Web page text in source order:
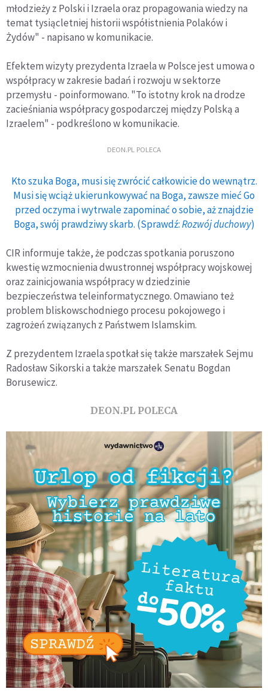
młodzieży z Polski i Izraela oraz propagowania wiedzy na
temat tysiącletniej historii współistnienia Polaków i
Żydów" - napisano w komunikacie.
Efektem wizyty prezydenta Izraela w Polsce jest umowa o
współpracy w zakresie badań i rozwoju w sektorze
przemysłu - poinformowano. "To istotny krok na drodze
zacieśniania współpracy gospodarczej między Polską a
Izraelem" - podkreślono w komunikacie.
DEON.PL POLECA
Kto szuka Boga, musi się zwrócić całkowicie do wewnątrz.
Musi się wciąż ukierunkowywać na Boga, zawsze mieć Go
przed oczyma i wytrwale zapominać o sobie, aż znajdzie
Boga, swój prawdziwy skarb. (Sprawdź:Rozwój duchowy)
CIR informuje także, że podczas spotkania poruszono
kwestię wzmocnienia dwustronnej współpracy wojskowej
oraz zainicjowania współpracy w dziedzinie
bezpieczeństwa teleinformatycznego. Omawiano też
problem bliskowschodniego procesu pokojowego i
zagrożeń związanych z Państwem Islamskim.
Z prezydentem Izraela spotkał się także marszałek Sejmu
Radosław Sikorski a także marszałek Senatu Bogdan
Borusewicz.
DEON.PL POLECA